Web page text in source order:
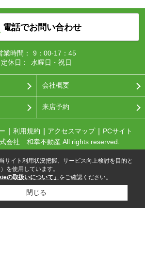
電話でお問い合わせ
業時間：
9：00-17：45
定休日：
水曜日・祝日
会社概要
来店予約
利用規約 アクセスマップ
PCサイト
会社 和幸不動産 All rights reserved.
サイト利用状況把握、サービス向上検討を目的と
を使用しています。
の取扱いについて」 をご確認ください。
閉じる